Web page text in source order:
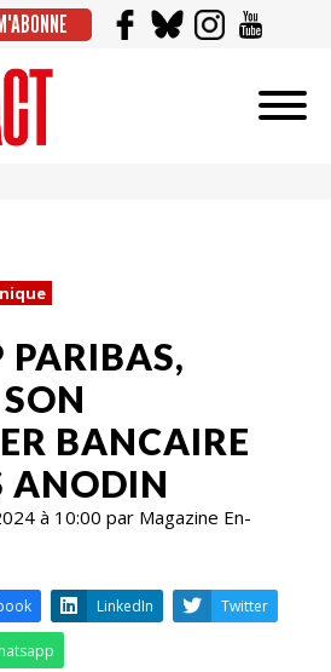
PARIBAS,
BANCAIRE
ANODIN
à 10:00 par Magazine En-